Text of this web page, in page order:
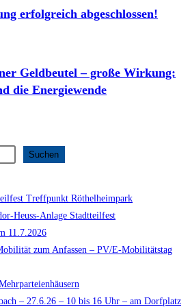
erfolgreich abgeschlossen!
Geldbeutel – große Wirkung:
die Energiewende
Suchen
Treffpunkt Röthelheimpark
Heuss-Anlage Stadtteilfest
11.7.2026
zum Anfassen – PV/E-Mobilitätstag
– 27.6.26 – 10 bis 16 Uhr – am Dorfplatz